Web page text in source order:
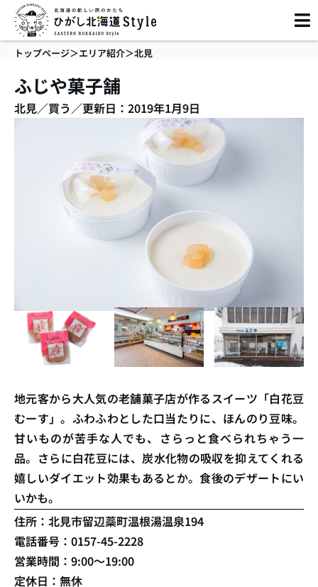
を
トップページ＞エリア紹介＞北見
ふじや菓子舗
北見／買う ／更新日：2019年1月9日
地元客から大人気の老舗菓子店が作るスイーツ「白花豆
むーす」。ふわふわとした口当たりに、ほんのり豆味。
甘いものが苦手な人でも、さらっと食べられちゃう一
品。さらに白花豆には、炭水化物の吸収を抑えてくれる
嬉しいダイエット効果もあるとか。食後のデザートにい
いかも。
住所：北見市留辺蘂町温根湯温泉194
電話番号：0157-45-2228
営業時間：9:00〜19:00
定休日：無休